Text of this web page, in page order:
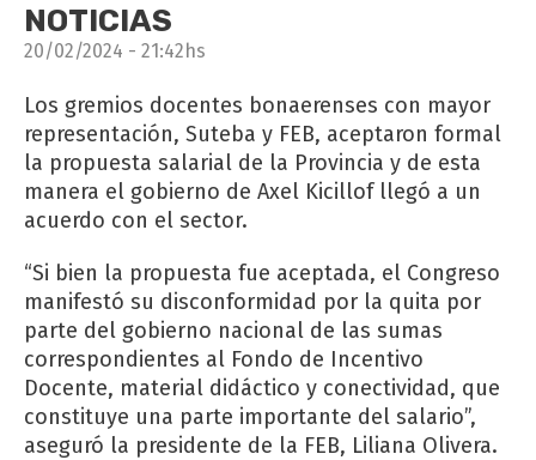
NOTICIAS
20/02/2024 - 21:42hs
Los gremios docentes bonaerenses con mayor
representación, Suteba y FEB, aceptaron formal
la propuesta salarial de la Provincia y de esta
manera el gobierno de Axel Kicillof llegó a un
acuerdo con el sector.
“Si bien la propuesta fue aceptada, el Congreso
manifestó su disconformidad por la quita por
parte del gobierno nacional de las sumas
correspondientes al Fondo de Incentivo
Docente, material didáctico y conectividad, que
constituye una parte importante del salario”,
aseguró la presidente de la FEB, Liliana Olivera.